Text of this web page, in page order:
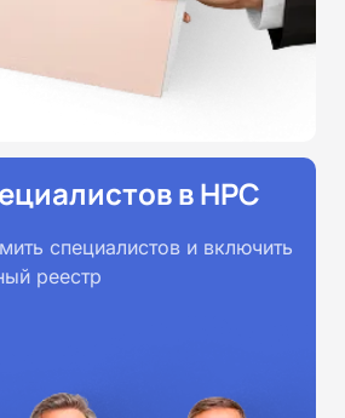
в НРС
специалистов и включить
реестр